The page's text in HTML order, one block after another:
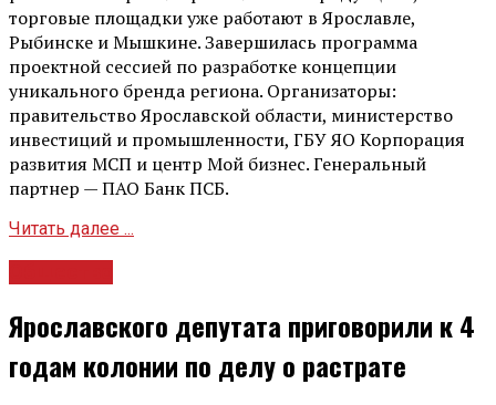
торговые площадки уже работают в Ярославле,
Рыбинске и Мышкине. Завершилась программа
проектной сессией по разработке концепции
уникального бренда региона. Организаторы:
правительство Ярославской области, министерство
инвестиций и промышленности, ГБУ ЯО Корпорация
развития МСП и центр Мой бизнес. Генеральный
партнер — ПАО Банк ПСБ.
Читать далее ...
Ярославского депутата приговорили к 4
годам колонии по делу о растрате